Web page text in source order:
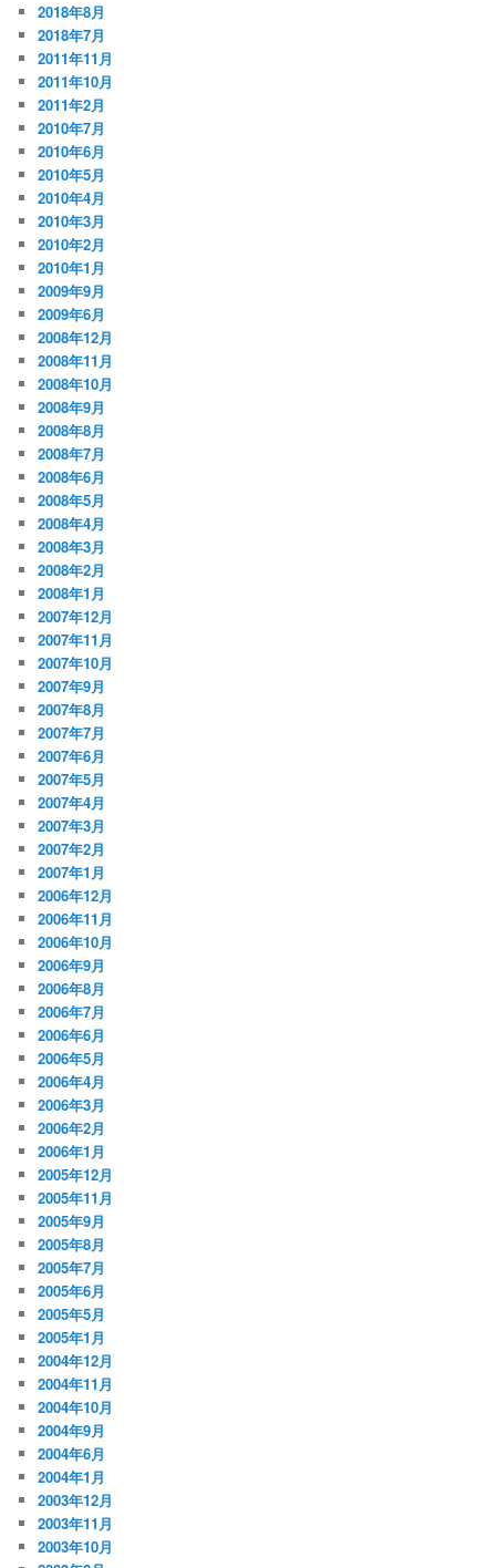
2018年8月
2018年7月
2011年11月
2011年10月
2011年2月
2010年7月
2010年6月
2010年5月
2010年4月
2010年3月
2010年2月
2010年1月
2009年9月
2009年6月
2008年12月
2008年11月
2008年10月
2008年9月
2008年8月
2008年7月
2008年6月
2008年5月
2008年4月
2008年3月
2008年2月
2008年1月
2007年12月
2007年11月
2007年10月
2007年9月
2007年8月
2007年7月
2007年6月
2007年5月
2007年4月
2007年3月
2007年2月
2007年1月
2006年12月
2006年11月
2006年10月
2006年9月
2006年8月
2006年7月
2006年6月
2006年5月
2006年4月
2006年3月
2006年2月
2006年1月
2005年12月
2005年11月
2005年9月
2005年8月
2005年7月
2005年6月
2005年5月
2005年1月
2004年12月
2004年11月
2004年10月
2004年9月
2004年6月
2004年1月
2003年12月
2003年11月
2003年10月